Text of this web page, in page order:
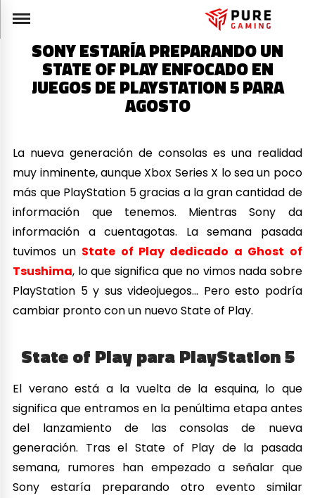
SONY ESTARÍA PREPARANDO UN
STATE OF PLAY ENFOCADO EN
JUEGOS DE PLAYSTATION 5 PARA
AGOSTO
La nueva generación de consolas es una realidad
muy inminente, aunque Xbox Series X lo sea un poco
más que PlayStation 5 gracias a la gran cantidad de
información que tenemos. Mientras Sony da
información a cuentagotas. La semana pasada
tuvimos un State of Play dedicado a Ghost of
Tsushima, lo que significa que no vimos nada sobre
PlayStation 5 y sus videojuegos… Pero esto podría
cambiar pronto con un nuevo State of Play.
State of Play para PlayStation 5
El verano está a la vuelta de la esquina, lo que
significa que entramos en la penúltima etapa antes
del lanzamiento de las consolas de nueva
generación. Tras el State of Play de la pasada
semana, rumores han empezado a señalar que
Sony estaría preparando otro evento similar